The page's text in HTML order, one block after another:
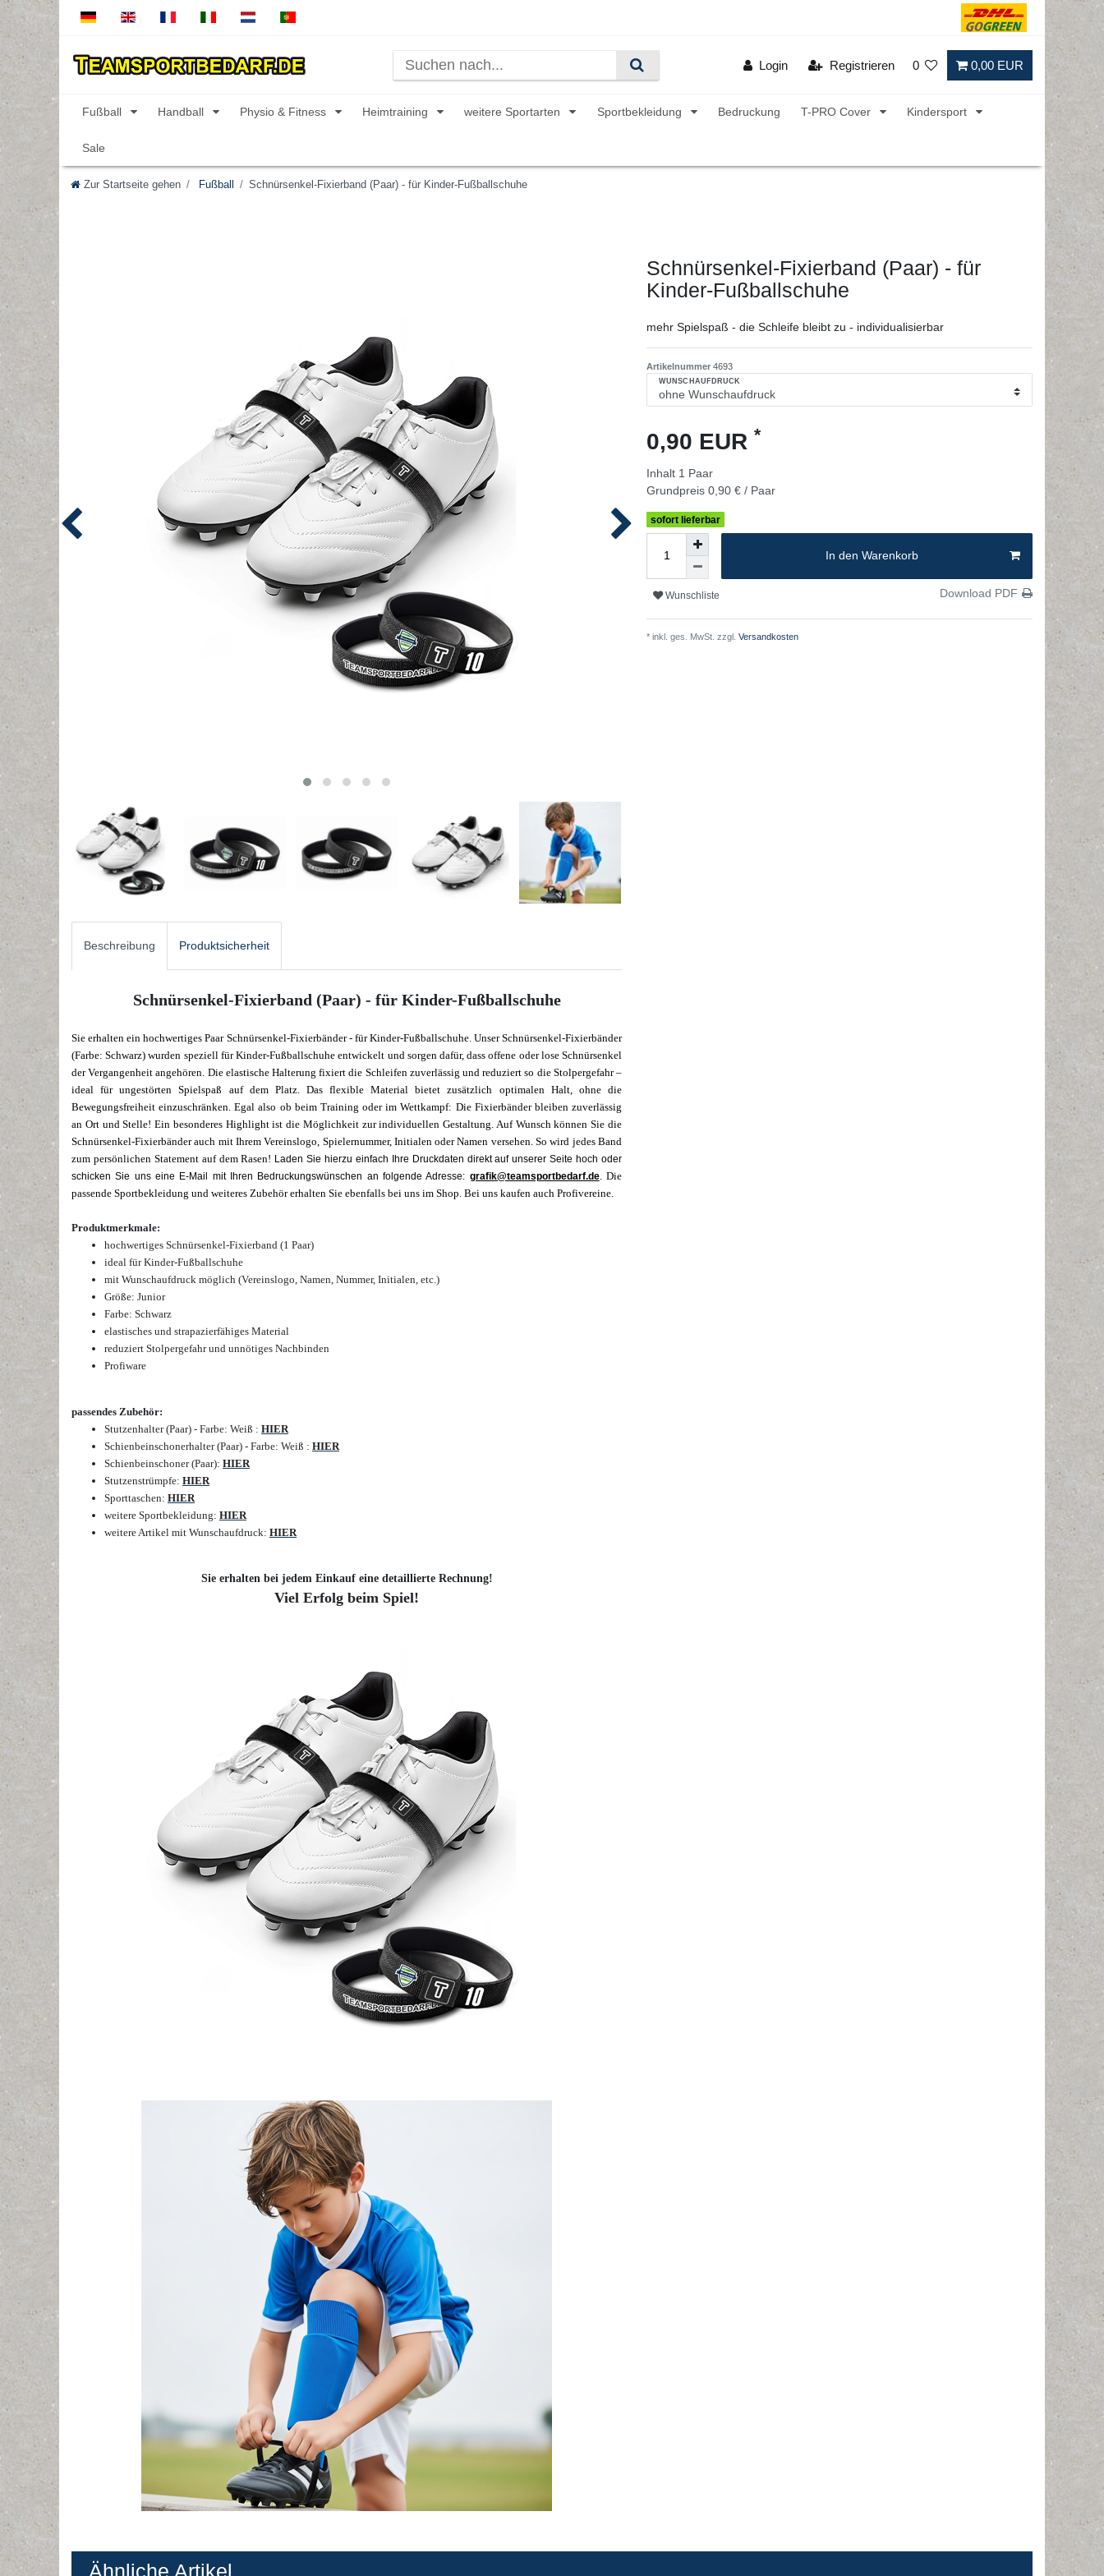
Login Registrieren 0 0,00 EUR
Fußball Handball Physio & Fitness Heimtraining weitere Sportarten Sportbekleidung Bedruckung T-PRO Cover Kindersport
Sale
Zur Startseite gehen Fußball Schnürsenkel-Fixierband (Paar) - für Kinder-Fußballschuhe
Beschreibung Produktsicherheit
Schnürsenkel-Fixierband (Paar) - für Kinder-Fußballschuhe
Sie erhalten ein hochwertiges Paar Schnürsenkel-Fixierbänder - für Kinder-Fußballschuhe. Unser Schnürsenkel-Fixierbänder
(Farbe: Schwarz) wurden speziell für Kinder-Fußballschuhe entwickelt und sorgen dafür, dass offene oder lose Schnürsenkel
der Vergangenheit angehören. Die elastische Halterung fixiert die Schleifen zuverlässig und reduziert so die Stolpergefahr –
ideal für ungestörten Spielspaß auf dem Platz. Das flexible Material bietet zusätzlich optimalen Halt, ohne die
Bewegungsfreiheit einzuschränken. Egal also ob beim Training oder im Wettkampf: Die Fixierbänder bleiben zuverlässig
an Ort und Stelle! Ein besonderes Highlight ist die Möglichkeit zur individuellen Gestaltung. Auf Wunsch können Sie die
Schnürsenkel-Fixierbänder auch mit Ihrem Vereinslogo, Spielernummer, Initialen oder Namen versehen. So wird jedes Band
zum persönlichen Statement auf dem Rasen! Laden Sie hierzu einfach Ihre Druckdaten direkt auf unserer Seite hoch oder
schicken Sie uns eine E-Mail mit Ihren Bedruckungswünschen an folgende Adresse: grafik@teamsportbedarf.de.Die
passende Sportbekleidung und weiteres Zubehör erhalten Sie ebenfalls bei uns im Shop. Bei uns kaufen auch Profivereine.
Produktmerkmale:
hochwertiges Schnürsenkel-Fixierband (1 Paar)
ideal für Kinder-Fußballschuhe
mit Wunschaufdruck möglich (Vereinslogo, Namen, Nummer, Initialen, etc.)
Größe: Junior
Farbe: Schwarz
elastisches und strapazierfähiges Material
reduziert Stolpergefahr und unnötiges Nachbinden
Profiware
passendes Zubehör:
Stutzenhalter (Paar) - Farbe: Weiß : HIER
Schienbeinschonerhalter (Paar) - Farbe: Weiß : HIER
Schienbeinschoner (Paar): HIER
Stutzenstrümpfe: HIER
Sporttaschen: HIER
weitere Sportbekleidung: HIER
weitere Artikel mit Wunschaufdruck: HIER
Sie erhalten bei jedem Einkauf eine detaillierte Rechnung!
Viel Erfolg beim Spiel!
Schnürsenkel-Fixierband (Paar) - für
Kinder-Fußballschuhe
mehr Spielspaß - die Schleife bleibt zu - individualisierbar
Artikelnummer 4693
WUNSCHAUFDRUCK
0,90 EUR *
Inhalt 1 Paar
Grundpreis 0,90 € / Paar
sofort lieferbar
In den Warenkorb
Wunschliste Download PDF
* inkl. ges. MwSt. zzgl. Versandkosten